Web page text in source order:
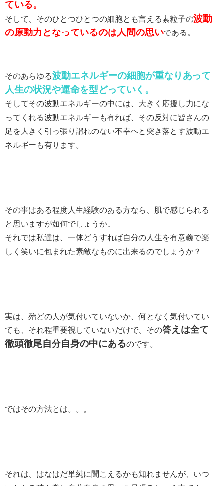
ている。
そして、そのひとつひとつの細胞とも言える素粒子の波動
の原動力となっているのは人間の思いである。
そのあらゆる波動エネルギーの細胞が重なりあって
人生の状況や運命を型どっていく。
そしてその波動エネルギーの中には、大きく応援し力にな
ってくれる波動エネルギーも有れば、その反対に皆さんの
足を大きく引っ張り謂れのない不幸へと突き落とす波動エ
ネルギーも有ります。
その事はある程度人生経験のある方なら、肌で感じられる
と思いますが如何でしょうか。
それでは私達は、一体どうすれば自分の人生を有意義で楽
しく笑いに包まれた素敵なものに出来るのでしょうか？
実は、殆どの人が気付いていないか、何となく気付いてい
ても、それ程重要視していないだけで、その答えは全て
徹頭徹尾自分自身の中にあるのです。
ではその方法とは。。。
それは、はなはだ単純に聞こえるかも知れませんが、いつ